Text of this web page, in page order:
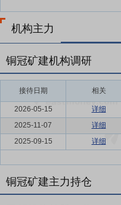
机构主力
铜冠矿建机构调研
接待日期 相关
2026-05-15 详细
2025-11-07
详细
2025-09-15
详细
铜冠矿建主力持仓